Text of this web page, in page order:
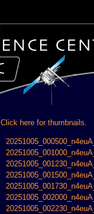
Click here for thumbnails.